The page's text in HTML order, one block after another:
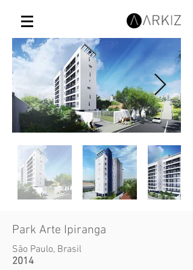
Park Arte Ipiranga
São Paulo, Brasil
2014